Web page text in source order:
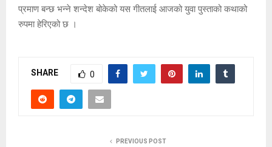
प्रमाण बन्छ भन्ने शन्देश बोकेको यस गीतलाई आजको युवा पुस्ताको कथाको
रुपमा हेरिएको छ ।
SHARE 0
PREVIOUS POST